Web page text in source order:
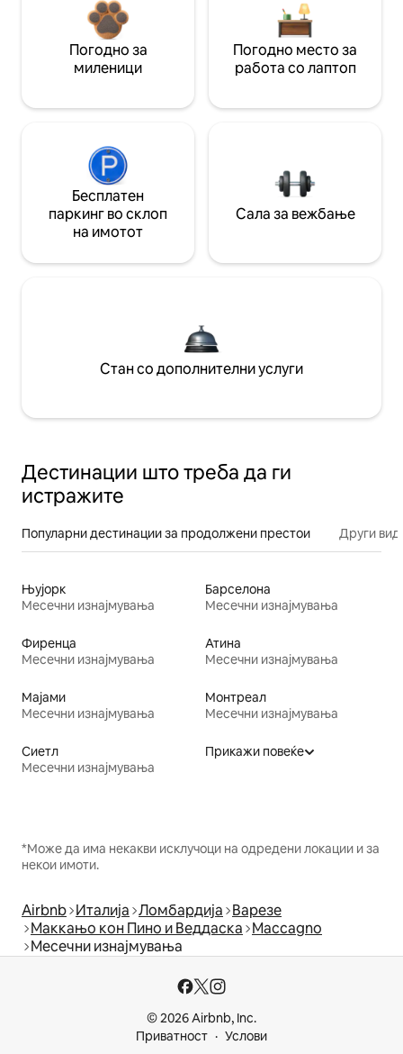
Погодно за
миленици
Погодно место за
работа со лаптоп
Бесплатен
паркинг во склоп
на имотот
Сала за вежбање
Стан со дополнителни услуги
Дестинации што треба да ги
истражите
Популарни дестинации за продолжени престои Други
Њујорк
Месечни изнајмувања
Барселона
Месечни изнајмувања
Фиренца
Месечни изнајмувања
Атина
Месечни изнајмувања
Мајами
Месечни изнајмувања
Монтреал
Месечни изнајмувања
Сиетл
Месечни изнајмувања
Прикажи повеќе
*Може да има некакви исклучоци на одредени локации и за
некои имоти.
Airbnb Италија Ломбардија Варезе
Маккањо кон Пино и Веддаска Maccagno
Месечни изнајмувања
© 2026 Airbnb, Inc.
Приватност
Услови